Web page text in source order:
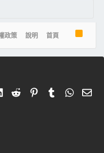
政策 說明 首頁
LinkedIn
RedditPinterestTumblr 電